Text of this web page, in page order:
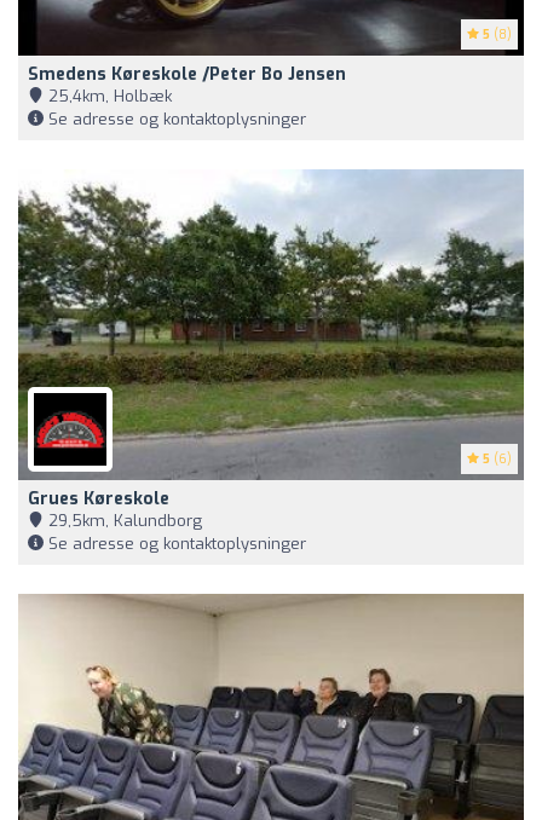
5 (8)
Smedens Køreskole /Peter Bo Jensen
25,4km, Holbæk
Se adresse og kontaktoplysninger
5 (6)
Grues Køreskole
29,5km, Kalundborg
Se adresse og kontaktoplysninger